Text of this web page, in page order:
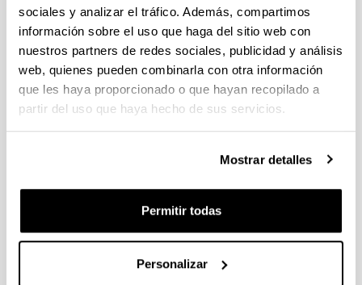
sociales y analizar el tráfico. Además, compartimos
información sobre el uso que haga del sitio web con
nuestros partners de redes sociales, publicidad y análisis
web, quienes pueden combinarla con otra información
que les haya proporcionado o que hayan recopilado a
partir del uso que haya hecho de sus servicios.
Mostrar detalles
Permitir todas
Personalizar
MÁSTER UNIVERSITARIO EN
BIOLOGÍA MOLECULAR Y
BIOMEDICINA
Máster que da acceso a un
doctorado distinguido con la
Mención de Calidad
Bizkaia
MÁSTER UNIVERSITARIO EN
doctorados distinguidos con la
Mención de Calidad
MÁSTER UNIVERSITARIO EN